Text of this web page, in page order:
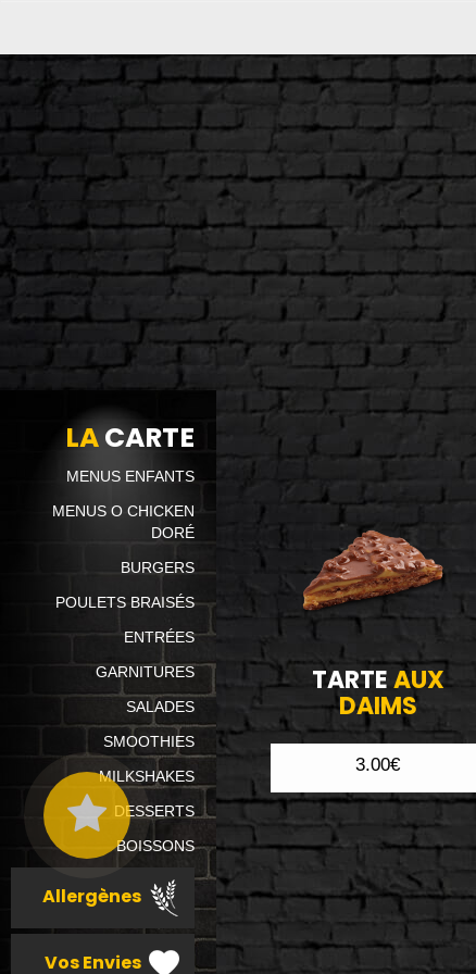
LACARTE
MENUS ENFANTS
MENUS O CHICKEN
DORÉ
BURGERS
POULETS BRAISÉS
ENTRÉES
GARNITURES
SALADES
SMOOTHIES
MILKSHAKES
DESSERTS
BOISSONS
Allergènes
Vos Envies
TARTEAUX
DAIMS
3.00€